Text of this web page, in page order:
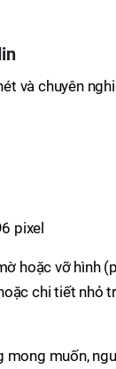
và chuyên
pixel
hoặc vỡ hình
chi tiết nhỏ
muốn,